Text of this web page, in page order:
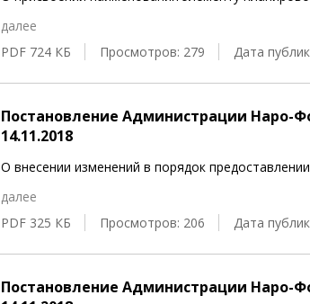
далее
PDF 724 КБ
Просмотров: 279 Дата
Постановление Администрации Наро-
14.11.2018
О внесении изменений в порядок
далее
PDF 325 КБ
Просмотров: 206 Дата
Постановление Администрации Наро-